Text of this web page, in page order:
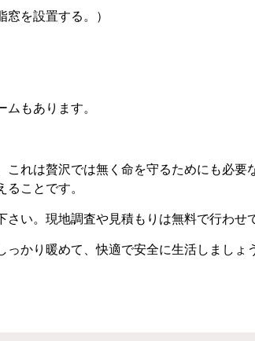
を設置する。）
もあります。
れは贅沢では無く命を守るためにも必要
ことです。
い。現地調査や見積もりは無料で行わせ
かり暖めて、快適で安全に生活しましょ